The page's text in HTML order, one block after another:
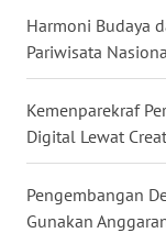
Harmoni Budaya
Pariwisata
Kemenparekraf
Digital Lewat
Pengembangan
Gunakan
WN
NUSANTARA
WN
JOGJA
WN
JATIM